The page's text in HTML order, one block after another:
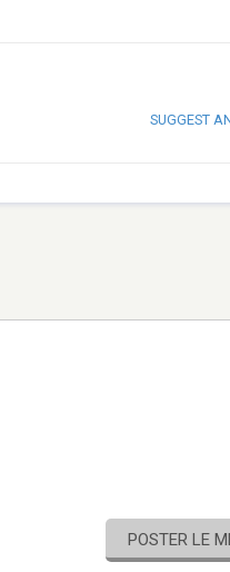
SUGGEST
POSTER LE